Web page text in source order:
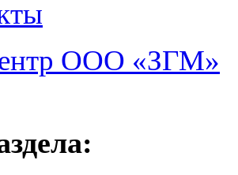
ООО «ЗГМ»